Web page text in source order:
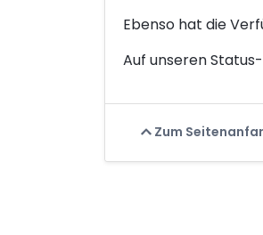
Ebenso hat die
Auf unseren
Zum